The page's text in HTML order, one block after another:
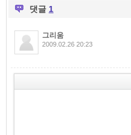
댓글 1
그리움
2009.02.26 20:23